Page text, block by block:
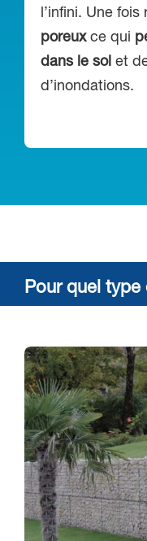
l’infini. Une
poreuxce qui
dans le sol et
d’inondations.
Pour quel type